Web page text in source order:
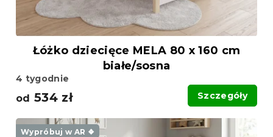
Łóżko dziecięce MELA 80 x 160 cm
białe/sosna
4 tygodnie
od 534 zł Szczegóły
Wypróbuj w AR ❖